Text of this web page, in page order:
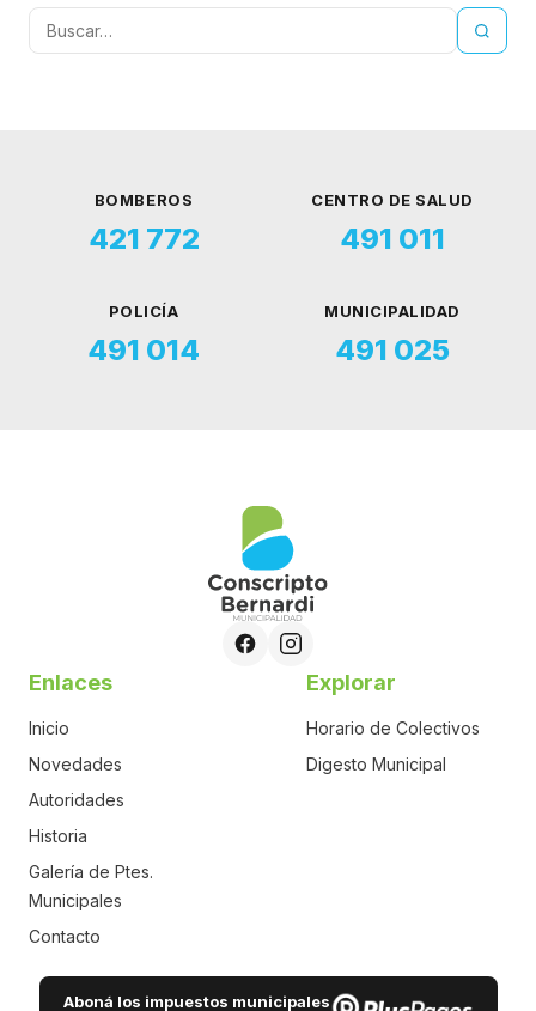
BOMBEROS
421 772
CENTRO DE SALUD
491 011
POLICÍA
491 014
MUNICIPALIDAD
491 025
Enlaces
Inicio
Novedades
Autoridades
Historia
Galería de Ptes.
Municipales
Contacto
Explorar
Horario de Colectivos
Digesto Municipal
Aboná los impuestos municipales